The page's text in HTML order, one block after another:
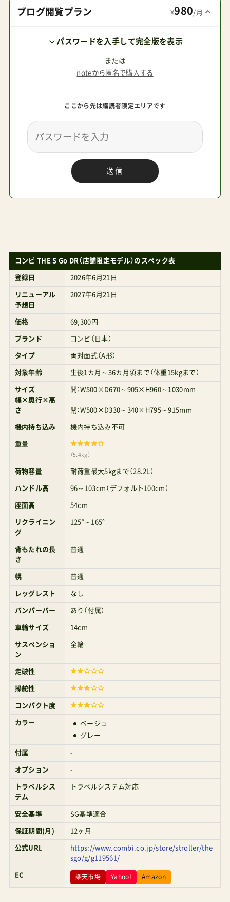
乳児期向けトラベルシステム対応THESGoのレビ
す コンパクトな巨人THESGoの基本スペックコン
ビTHESGoエッグショックDQ発売時期2024年11
月29日価格68,200円ブランドコンビ（日本）タイプ
（体重15kg以下）サイズ幅×奥行×高さ展開時：
50×67～90.5×96～103cm折畳時：50×33～
34×79.5～91.5cm重量5.4kg※本体重量はダッコ
シートαを除く荷物容量耐荷重最大5kgまで座面下
空間容積28.2Lハンドル高96～103cm座面高54cm
ブラックカシューベージュ付属–オプション
THESplusR129エッグショックZFTHESGo専用ト
ラベルシステムアタッチメントカップホルダーマ
ルチフィットレインカバーZCベビーカーバッグベ
ビーカーシート遮熱メッシュカバートラベルシス
テム可取得安全基準製品安全協会A形SG合格品保
証期間購入後1年（メーカーサイトでのユーザー登
録で3年の延長保証)公式
HPhttps://www.combi.co.jp/store/stroller/thes
go/g/g119384/ 本体 コンビA型両対面ベビーカ
ーホワイトレーベルTHESGoエッグショックDQ
¥61,518 A型乳児期向けトラベルシステム対応
THESGoのレビュー Amazonで探す 楽天市場で探
す Yahoo!で探す オプション 【24年11月発売】コ
ンビISOFIX固定回転式チャイルドシートホワイト
レーベルTHESR129エッグショックZFチャコール
グレー新生児～４才頃までベビーカーにも取り付
けられるセパレートタイプ COMBI Amazonで探す
楽天市場で探す Yahoo!で探す コンビTHESGo専
用トラベルシステムアタッチメントブラック
COMBI ¥5,533 Amazonで探す 楽天市場で探す
Yahoo!で探す コンビ(Combi)カップホルダー純正
¥2,080 Amazonで探す 楽天市場で探す Yahoo!で
探す COMBIコンビベビーカー用レインカバーマル
チフィット COMBI ¥3,853 Amazonで探す 楽天市
場で探す Yahoo!で探す コンビベビーカーバッグ2
つのドリンクポケット付き COMBI ¥3,800
Amazonで探す 楽天市場で探す Yahoo!で探す コ
ンビ(Combi)純正さらすやエアスルーシートアル
ファα Amazonで探す 楽天市場で探す Yahoo!で探
す コンビ遮熱メッシュカバー COMBI ¥7,700
Amazonで探す 楽天市場で探す Yahoo!で探す
THESGoはこんな人におすすめメインの押し手が
小柄さん子どもは大きくなる可能性ありベビーカ
ーにはクールさよりも可愛さを求めたい幌のアプ
ローチがエアバギーCOCOブレーキEXにも似てい
て、丸っこいフォルムが可愛い。やっぱり、軽さが
大事だったり開閉の手軽さが大事だったり乗せ降
ろしの際のベルト脱着のかんたんが大事だったり
ブログ閲覧プラン ¥980/月
パスワードを入手して完全版を表示
または
noteから匿名で購入する
ここから先は購読者限定エリアです
送信
コンビ THE S Go DR（店舗限定モデル）のスペック表
登録日 2026年6月21日
リニューアル
予想日
2027年6月21日
価格 69,300円
ブランド コンビ（日本）
タイプ 両対面式（A形）
対象年齢 生後1カ月～36カ月頃まで（体重15kgまで）
サイズ
幅×奥行×高
さ
開：W500×D670～905×H960～1030mm
閉：W500×D330～340×H795～915mm
機内持ち込み 機内持ち込み不可
重量
（5.4kg）
荷物容量 耐荷重最大5kgまで（28.2L）
ハンドル高 96～103cm（デフォルト100cm）
座面高 54cm
リクライニン
グ
125°～165°
背もたれの長
さ
普通
幌 普通
レッグレスト なし
バンパーバー あり（付属）
車輪サイズ 14cm
サスペンショ
ン
全輪
走破性
操舵性
コンパクト度
カラー
ベージュ
グレー
付属 -
オプション -
トラベルシス
テム
トラベルシステム対応
安全基準 SG基準適合
保証期間(月) 12ヶ月
公式URL
https://www.combi.co.jp/store/stroller/the
sgo/g/g119561/
EC 楽天市場 Yahoo! Amazon